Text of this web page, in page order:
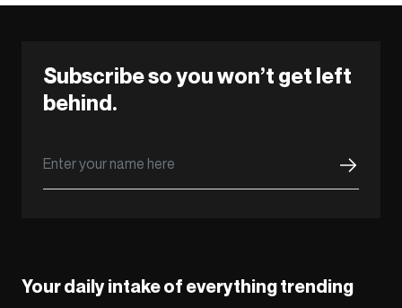
Subscribe so you won’t get left
behind.
Your daily intake of everything trending